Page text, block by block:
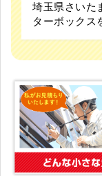
埼玉県さいた
ターボックス